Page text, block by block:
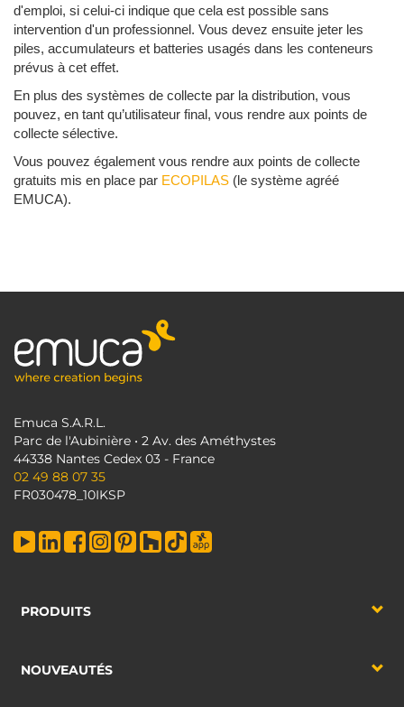
d'emploi, si celui-ci indique que cela est possible sans
intervention d'un professionnel. Vous devez ensuite jeter les
piles, accumulateurs et batteries usagés dans les conteneurs
prévus à cet effet.
En plus des systèmes de collecte par la distribution, vous
pouvez, en tant qu’utilisateur final, vous rendre aux points de
collecte sélective.
Vous pouvez également vous rendre aux points de collecte
gratuits mis en place par ECOPILAS (le système agréé
EMUCA).
Emuca S.A.R.L.
Parc de l'Aubinière • 2 Av. des Améthystes
44338 Nantes Cedex 03 - France
02 49 88 07 35
FR030478_10IKSP
PRODUITS
NOUVEAUTÉS